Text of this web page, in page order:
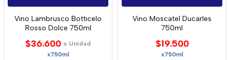
Vino Lambrusco Botticelo
Rosso Dolce 750ml
$36.600 x Unidad
x750ml
Vino Moscatel Ducarles
750ml
$19.500
x750ml